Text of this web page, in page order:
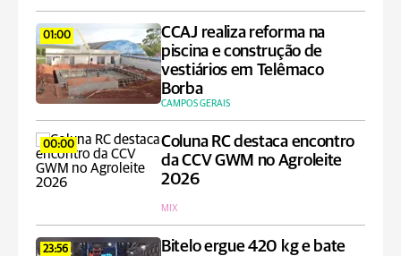
01:00
CCAJ realiza reforma na
piscina e construção de
vestiários em Telêmaco
Borba
CAMPOS GERAIS
00:00
Coluna RC destaca encontro
da CCV GWM no Agroleite
2026
MIX
23:56
Bitelo ergue 420 kg e bate